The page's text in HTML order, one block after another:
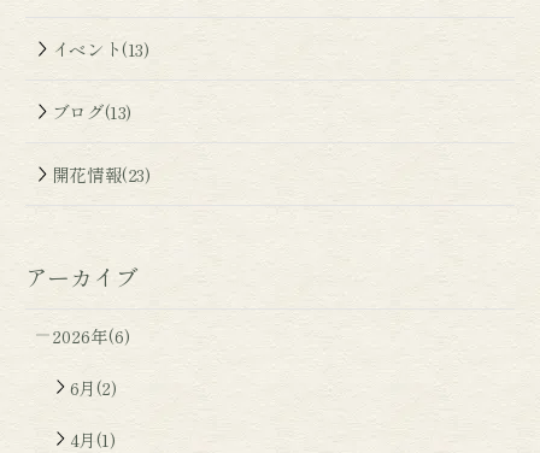
イベント(13)
ブログ(13)
開花情報(23)
アーカイブ
2026年(6)
6月(2)
4月(1)